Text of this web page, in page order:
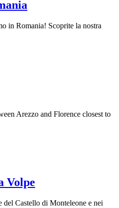
in Romania! Scoprite la nostra
Arezzo and Florence closest to
Volpe
Castello di Monteleone e nei